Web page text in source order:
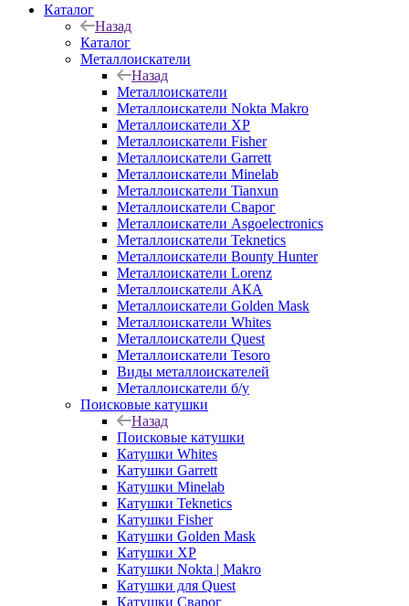
Каталог
Назад
Каталог
Металлоискатели
Назад
Металлоискатели
Металлоискатели Nokta Makro
Металлоискатели XP
Металлоискатели Fisher
Металлоискатели Garrett
Металлоискатели Minelab
Металлоискатели Tianxun
Металлоискатели Сварог
Металлоискатели Asgoelectronics
Металлоискатели Teknetics
Металлоискатели Bounty Hunter
Металлоискатели Lorenz
Металлоискатели АКА
Металлоискатели Golden Mask
Металлоискатели Whites
Металлоискатели Quest
Металлоискатели Tesoro
Виды металлоискателей
Металлоискатели б/у
Поисковые катушки
Назад
Поисковые катушки
Катушки Whites
Катушки Garrett
Катушки Minelab
Катушки Teknetics
Катушки Fisher
Катушки Golden Mask
Катушки XP
Катушки Nokta | Makro
Катушки для Quest
Катушки Сварог